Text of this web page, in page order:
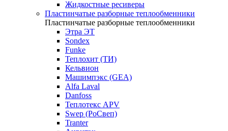
Жидкостные ресиверы
Пластинчатые разборные теплообменники
Пластинчатые разборные теплообменники
Этра ЭТ
Sondex
Funke
Теплохит (ТИ)
Кельвион
Машимпэкс (GEA)
Alfa Laval
Danfoss
Теплотекс APV
Swep (РоСвеп)
Tranter